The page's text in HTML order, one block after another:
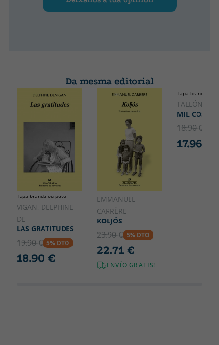
Da mesma editorial
Tapa branda ou peto
VIGAN, DELPHINE
DE
LAS GRATITUDES
19.90 € 5% DTO
18.90 €
EMMANUEL
CARRÈRE
KOLJÓS
23.90 € 5% DTO
22.71 €
ENVÍO GRATIS!
Tapa branda ou
TALLÓN,
MIL COSAS
18.90 €
17.96 €